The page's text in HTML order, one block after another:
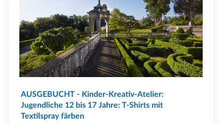
AUSGEBUCHT - Kinder-Kreativ-Atelier:
Jugendliche 12 bis 17 Jahre: T-Shirts mit
Textilspray färben